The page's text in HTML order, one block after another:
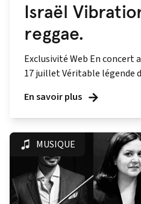
Israël
reggae.
Exclusivité Web En concert
17 juillet Véritable légende
En savoir plus
MUSIQUE